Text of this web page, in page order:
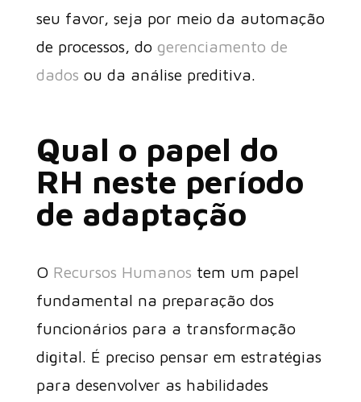
seu favor, seja por meio da automação
de processos, do gerenciamento de
dados ou da análise preditiva.
Qual o papel do
RH neste período
de adaptação
O Recursos Humanos tem um papel
fundamental na preparação dos
funcionários para a transformação
digital. É preciso pensar em estratégias
para desenvolver as habilidades